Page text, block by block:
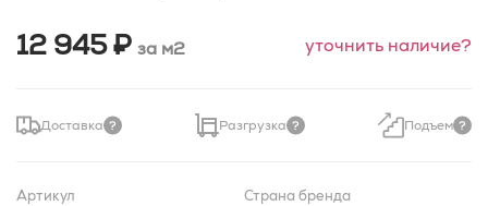
12 945 ₽ за м2 уточнить наличие?
Доставка Разгрузка Подъем
Артикул Страна бренда